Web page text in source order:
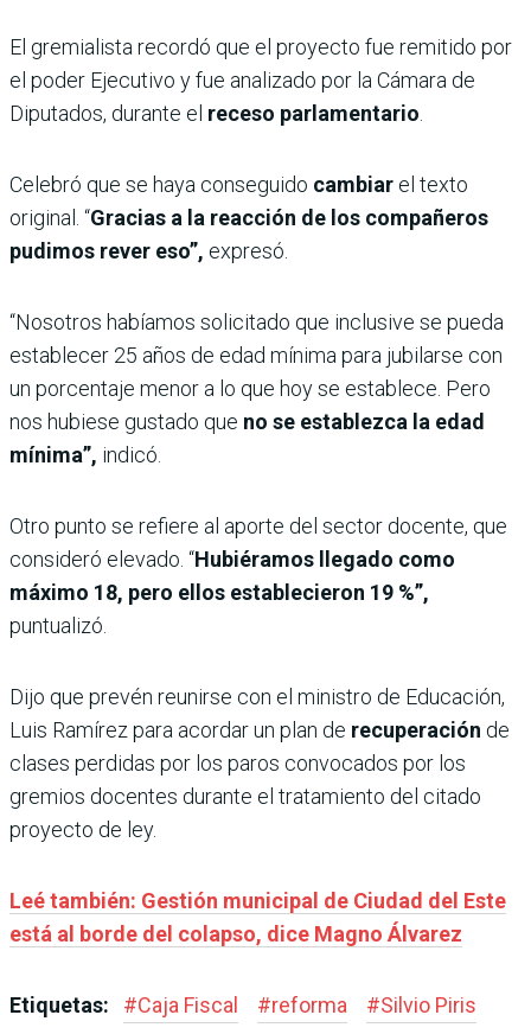
El gremialista recordó que el proyecto fue remitido por
el poder Ejecutivo y fue analizado por la Cámara de
Diputados, durante el receso parlamentario
Celebró que se haya conseguido cambiar el texto
original. “Gracias a la reacción de los compañeros
pudimos rever eso”, expresó.
“Nosotros habíamos solicitado que inclusive se pueda
establecer 25 años de edad mínima para jubilarse con
un porcentaje menor a lo que hoy se establece. Pero
nos hubiese gustado que no se establezca la edad
mínima”, indicó.
Otro punto se refiere al aporte del sector docente, que
consideró elevado. “Hubiéramos llegado como
máximo 18, pero ellos establecieron 19 %”,
puntualizó.
Dijo que prevén reunirse con el ministro de Educación,
Luis Ramírez para acordar un plan de recuperación de
clases perdidas por los paros convocados por los
gremios docentes durante el tratamiento del citado
proyecto de ley.
Leé también: Gestión municipal de Ciudad del Este
está al borde del colapso, dice Magno Álvarez
Etiquetas: #Caja Fiscal #reforma #Silvio Piris